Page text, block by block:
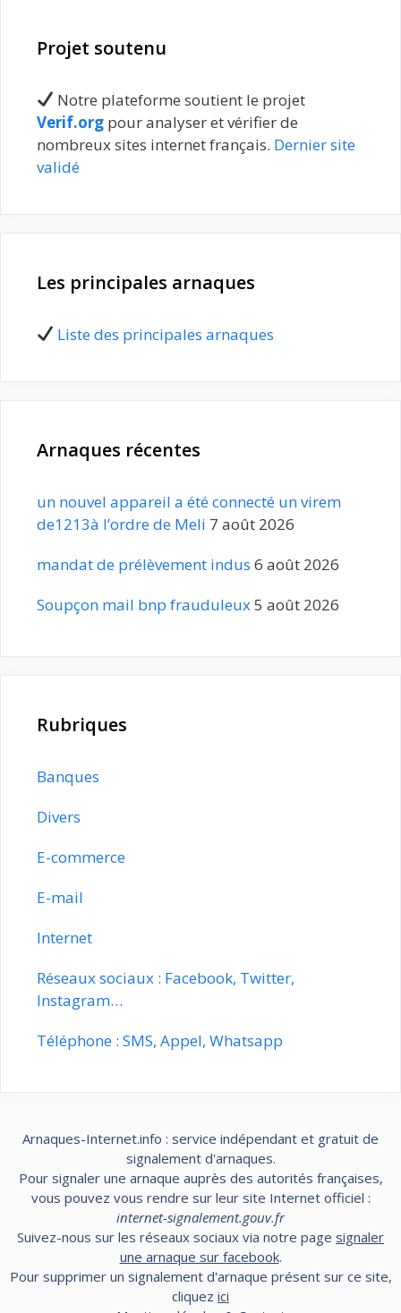
Projet soutenu
Notre plateforme soutient le projet
Verif.org pour analyser et vérifier de
nombreux sites internet français. Dernier site
validé
Les principales arnaques
Liste des principales arnaques
Arnaques récentes
un nouvel appareil a été connecté un virem
de1213à l’ordre de Meli 7 août 2026
mandat de prélèvement indus 6 août 2026
Soupçon mail bnp frauduleux5 août 2026
Rubriques
Banques
Divers
E-commerce
E-mail
Internet
Réseaux sociaux : Facebook, Twitter,
Instagram…
Téléphone : SMS, Appel, Whatsapp
Arnaques-Internet.info : service indépendant et gratuit de
signalement d'arnaques.
Pour signaler une arnaque auprès des autorités françaises,
vous pouvez vous rendre sur leur site Internet officiel :
internet-signalement.gouv.fr
Suivez-nous sur les réseaux sociaux via notre page signaler
une arnaque sur facebook.
Pour supprimer un signalement d'arnaque présent sur ce site,
cliquez ici